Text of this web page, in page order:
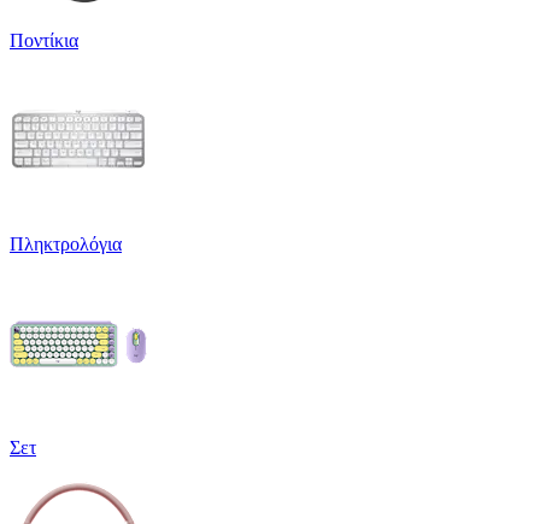
Ποντίκια
Πληκτρολόγια
Σετ